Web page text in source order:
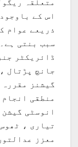
متعلقہ
اس کے
ذریعے عوام
سبب بنتی
ڈائریکٹر
جانچ پڑتال
گیشنز
منطقی
انوسٹی
تیاری ،
معزز